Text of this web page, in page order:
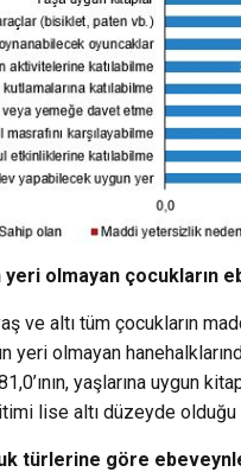
yeri olmayan çocukların
ve altı tüm çocukların
olmayan
yaşlarına uygun
lise altı düzeyde olduğu
türlerine göre